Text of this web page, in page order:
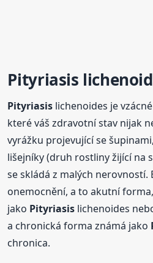
Pityriasis
Pityriasis lichenoides je
které váš zdravotní stav nijak
vyrážku projevující se
lišejníky (druh rostliny žijící na
se skládá z malých
onemocnění, a to akutní
jako Pityriasis lichenoides
a chronická forma známá jako
chronica.